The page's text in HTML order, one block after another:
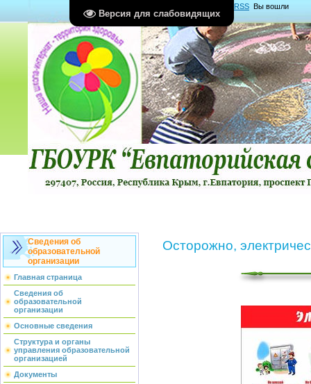
Версия для слабовидящих
RSS Вы вошли
какГость Группа "Гости"
Сведения об
образовательной
организации
Главная страница
Сведения об
образовательной
организации
Основные сведения
Структура и органы
управления образовательной
организацией
Документы
Осторожно,